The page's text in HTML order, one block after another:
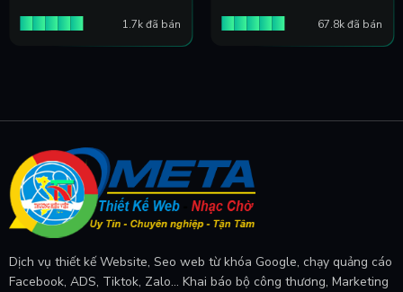
1.7k đã bán 67.8k đã bán
Dịch vụ thiết kế Website, Seo web từ khóa Google, chạy quảng cáo
Facebook, ADS, Tiktok, Zalo... Khai báo bộ công thương, Marketing